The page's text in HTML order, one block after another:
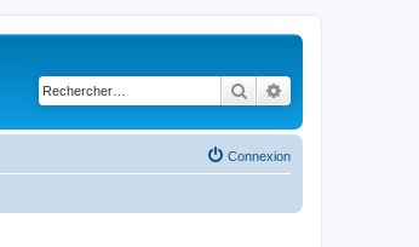
Rechercher
Connexion